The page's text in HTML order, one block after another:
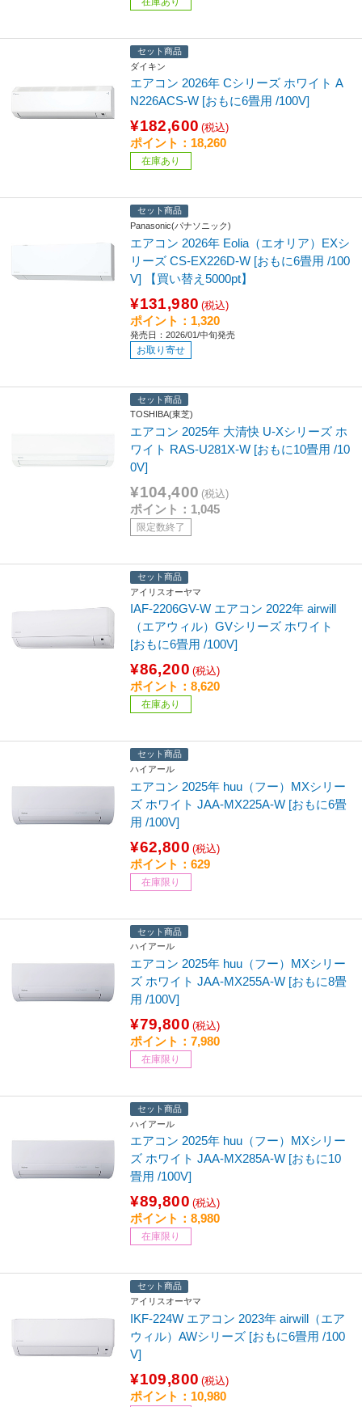
セット商品
ダイキン
エアコン 2026年 Cシリーズ ホワイト A
N226ACS-W [おもに6畳用 /100V]
¥182,600 (税込)
ポイント：18,260
在庫あり
セット商品
Panasonic(パナソニック)
エアコン 2026年 Eolia（エオリア）EXシ
リーズ CS-EX226D-W [おもに6畳用 /100
V] 【買い替え5000pt】
¥131,980 (税込)
ポイント：1,320
発売日：2026/01/中旬発売
お取り寄せ
セット商品
TOSHIBA(東芝)
エアコン 2025年 大清快 U-Xシリーズ ホ
ワイト RAS-U281X-W [おもに10畳用 /10
0V]
¥104,400 (税込)
ポイント：1,045
限定数終了
セット商品
アイリスオーヤマ
IAF-2206GV-W エアコン 2022年 airwill
（エアウィル）GVシリーズ ホワイト
[おもに6畳用 /100V]
¥86,200 (税込)
ポイント：8,620
在庫あり
セット商品
ハイアール
エアコン 2025年 huu（フー）MXシリー
ズ ホワイト JAA-MX225A-W [おもに6畳
用 /100V]
¥62,800 (税込)
ポイント：629
在庫限り
セット商品
ハイアール
エアコン 2025年 huu（フー）MXシリー
ズ ホワイト JAA-MX255A-W [おもに8畳
用 /100V]
¥79,800 (税込)
ポイント：7,980
在庫限り
セット商品
ハイアール
エアコン 2025年 huu（フー）MXシリー
ズ ホワイト JAA-MX285A-W [おもに10
畳用 /100V]
¥89,800 (税込)
ポイント：8,980
在庫限り
セット商品
アイリスオーヤマ
IKF-224W エアコン 2023年 airwill（エア
ウィル）AWシリーズ [おもに6畳用 /100
V]
¥109,800 (税込)
ポイント：10,980